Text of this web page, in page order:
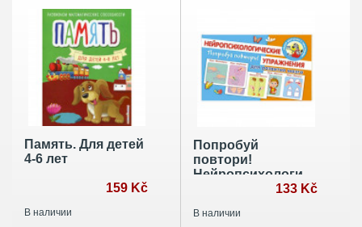
Память. Для детей
4-6 лет
159 Kč
В наличии
Попробуй
повтори!
Нейропсихологические
упражнения для133 Kč
В наличии